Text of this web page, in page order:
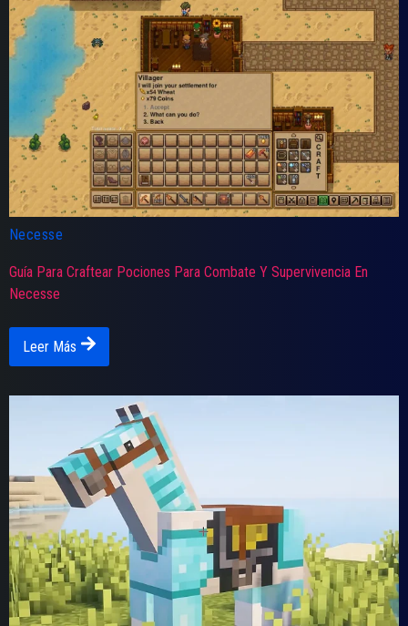
Necesse
Guía Para Craftear Pociones Para Combate Y Supervivencia En
Necesse
Leer Más